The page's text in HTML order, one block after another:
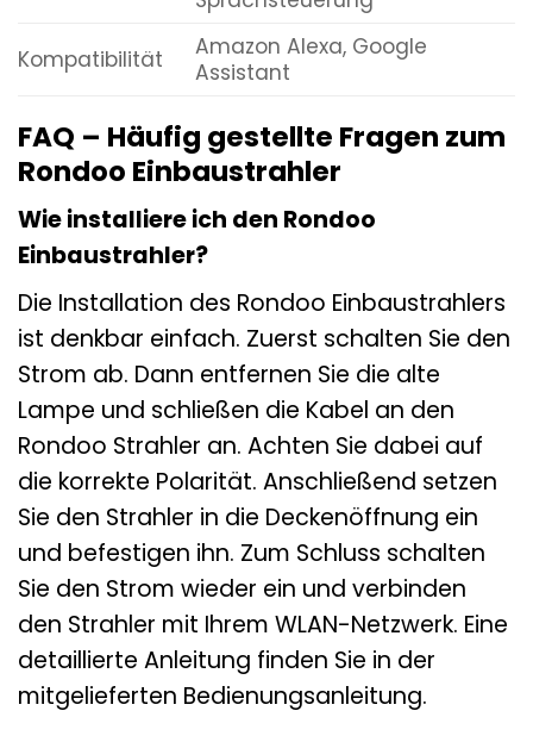
Kompatibilität
Amazon Alexa, Google
Assistant
FAQ – Häufig gestellte Fragen zum
Rondoo Einbaustrahler
Wie installiere ich den Rondoo
Einbaustrahler?
Die Installation des Rondoo Einbaustrahlers
ist denkbar einfach. Zuerst schalten Sie den
Strom ab. Dann entfernen Sie die alte
Lampe und schließen die Kabel an den
Rondoo Strahler an. Achten Sie dabei auf
die korrekte Polarität. Anschließend setzen
Sie den Strahler in die Deckenöffnung ein
und befestigen ihn. Zum Schluss schalten
Sie den Strom wieder ein und verbinden
den Strahler mit Ihrem WLAN-Netzwerk. Eine
detaillierte Anleitung finden Sie in der
mitgelieferten Bedienungsanleitung.